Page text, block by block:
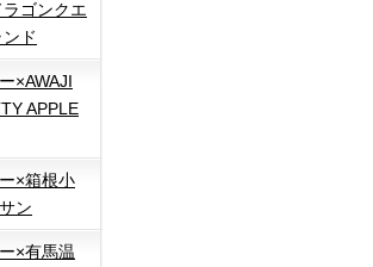
ゴンクエ
ド
×AWAJI
APPLE
×箱根小
ン
×有馬温